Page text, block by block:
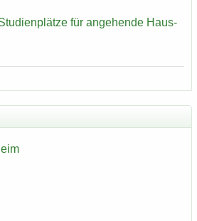
für an­ge­hen­de Haus­